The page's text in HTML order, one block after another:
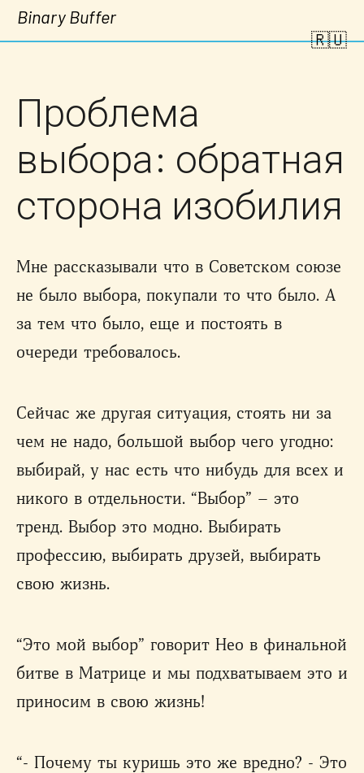
Binary Buffer
🇷🇺
Проблема
выбора: обратная
сторона изобилия
Мне рассказывали что в Советском союзе
не было выбора, покупали то что было. А
за тем что было, еще и постоять в
очереди требовалось.
Сейчас же другая ситуация, стоять ни за
чем не надо, большой выбор чего угодно:
выбирай, у нас есть что нибудь для всех и
никого в отдельности. “Выбор” – это
тренд. Выбор это модно. Выбирать
профессию, выбирать друзей, выбирать
свою жизнь.
“Это мой выбор” говорит Нео в финальной
битве в Матрице и мы подхватываем это и
приносим в свою жизнь!
“- Почему ты куришь это же вредно? - Это